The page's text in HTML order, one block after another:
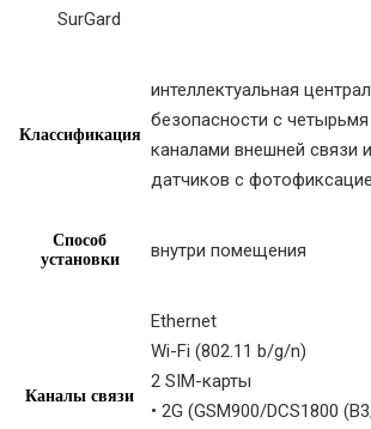
SurGard
Классификация
интеллектуальная
безопасности с
каналами внешней связи
датчиков с
Способ
установки
внутри помещения
Каналы связи
Ethernet
Wi-Fi (802.11 b/g/n)
2 SIM-карты
• 2G (GSM900/DCS1800